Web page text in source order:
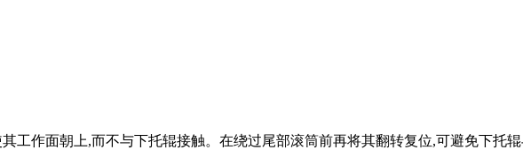
工作面朝上,而不与下托辊接触。在绕过尾部滚筒前再将其翻转复位,可避免下托